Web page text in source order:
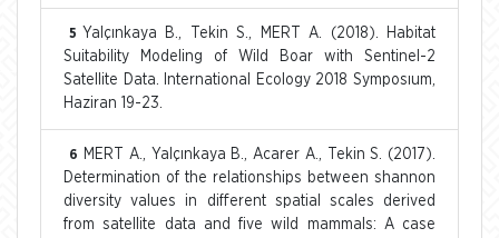
5 Yalçınkaya B., Tekin S., MERT A. (2018). Habitat
Suitability Modeling of Wild Boar with Sentinel-2
Satellite Data. International Ecology 2018 Symposıum,
Haziran 19-23.
6
MERT A., Yalçınkaya B., Acarer A., Tekin S. (2017).
Determination of the relationships between shannon
diversity values in different spatial scales derived
from satellite data and five wild mammals: A case